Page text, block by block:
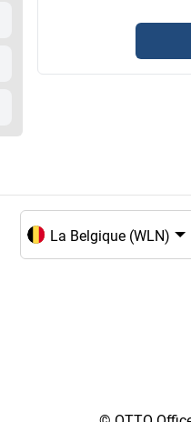
Choix de la langue et du